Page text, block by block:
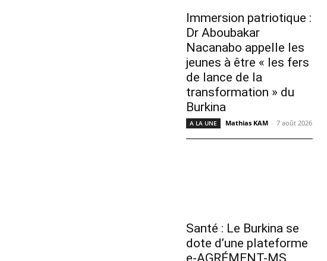
Immersion patriotique :
Dr Aboubakar
Nacanabo appelle les
jeunes à être « les fers
de lance de la
transformation » du
Burkina
A LA UNE Mathias KAM - 7 août 2026
Santé : Le Burkina se
dote d’une plateforme
e-AGRÉMENT-MS